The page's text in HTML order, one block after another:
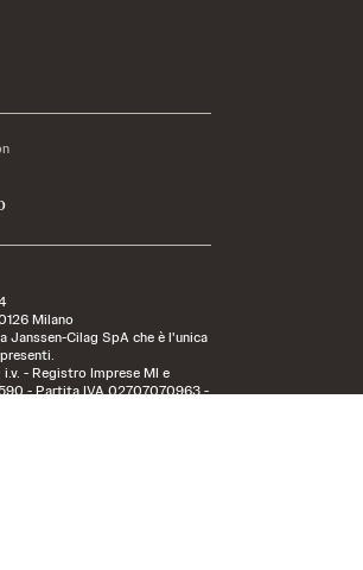
Milano
Cilag SpA che è l'unica
- Registro Imprese MI e
- Partita IVA 02707070963 -